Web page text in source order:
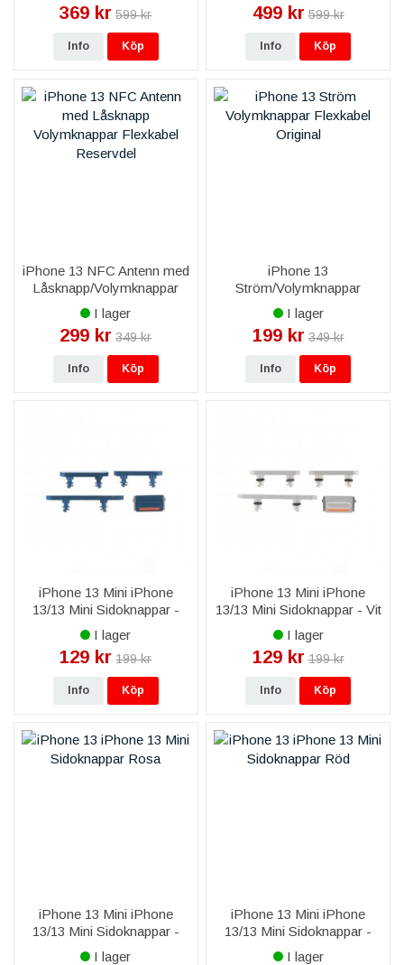
369 kr 599 kr
Info Köp
499 kr 599 kr
Info Köp
iPhone 13 NFC Antenn med
Låsknapp/Volymknappar
Flexkabel
I lager
299 kr 349 kr
Info Köp
iPhone 13
Ström/Volymknappar
Flexkabel
I lager
199 kr 349 kr
Info Köp
iPhone 13 Mini iPhone
13/13 Mini Sidoknappar -
Blå
I lager
129 kr 199 kr
Info Köp
iPhone 13 Mini iPhone
13/13 Mini Sidoknappar - Vit
I lager
129 kr 199 kr
Info Köp
iPhone 13 Mini iPhone
13/13 Mini Sidoknappar -
Rosa
I lager
iPhone 13 Mini iPhone
13/13 Mini Sidoknappar -
Röd
I lager